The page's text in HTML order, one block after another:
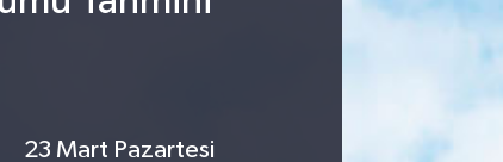
23 Mart Pazartesi